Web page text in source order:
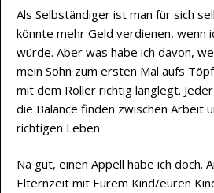
Als Selbständiger ist man für sich
könnte mehr Geld verdienen, wenn
würde. Aber was habe ich davon,
mein Sohn zum ersten Mal aufs
mit dem Roller richtig langlegt.
die Balance finden zwischen Arbeit
richtigen Leben.
Na gut, einen Appell habe ich doch.
Elternzeit mit Eurem Kind/euren